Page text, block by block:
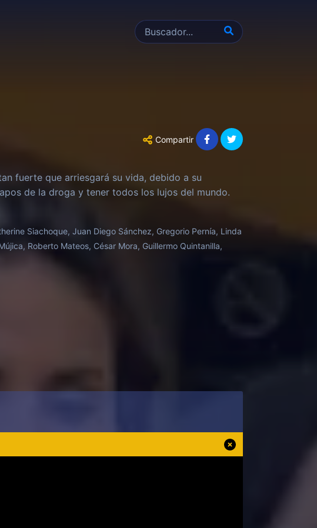
Compartir
fuerte que arriesgará su vida, debido a su
de la droga y tener todos los lujos del mundo.
Siachoque, Juan Diego Sánchez, Gregorio Pernía, Linda
Roberto Mateos, César Mora, Guillermo Quintanilla,